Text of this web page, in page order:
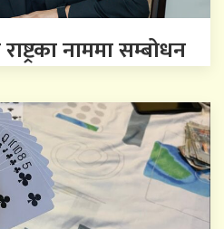
नाममा सम्बोधन